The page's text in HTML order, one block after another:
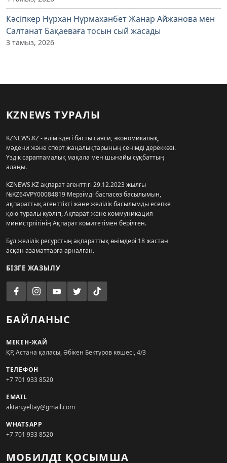
Кәсіпкер Нұрхан Нұрмаханбет Жанар Айжанова мен
Салтанат Бақаеваға тосын сый жасады
3 тамыз, 2026
KZNEWS ТУРАЛЫ
KZNEWS.KZ - еліміздегі басты саяси, экономикалық,
мәдени және спорт жаңалықтарының сенімді дереккөзі.
Үздік сараптамалық мақала мен шынайы сұқбаттың
алаңы.
KZNEWS.KZ ақпарат агенттігі 29.12.2023 жылғы
№KZ64VPY00084819 Мерзімді баспасөз басылымын,
ақпараттық агенттікті және желілік басылымды есепке
қою туралы куәлігі, Ақпарат және коммуникация
министрлігінің Ақпарат комитетімен берілген.
Бұл желілік ресурстың ақпараттық өнімдері 18 жастан
асқан азаматтарға арналған.
БІЗГЕ ЖАЗЫЛУ
БАЙЛАНЫС
МЕКЕН-ЖАЙ
ҚР, Астана қаласы, Әбікен Бектұров көшесі, 4/3
ТЕЛЕФОН
+7 701 933 8520
EMAIL
aktan.yeltay@gmail.com
WHATSAPP
+7 701 933 8520
МОБИЛДІ ҚОСЫМША